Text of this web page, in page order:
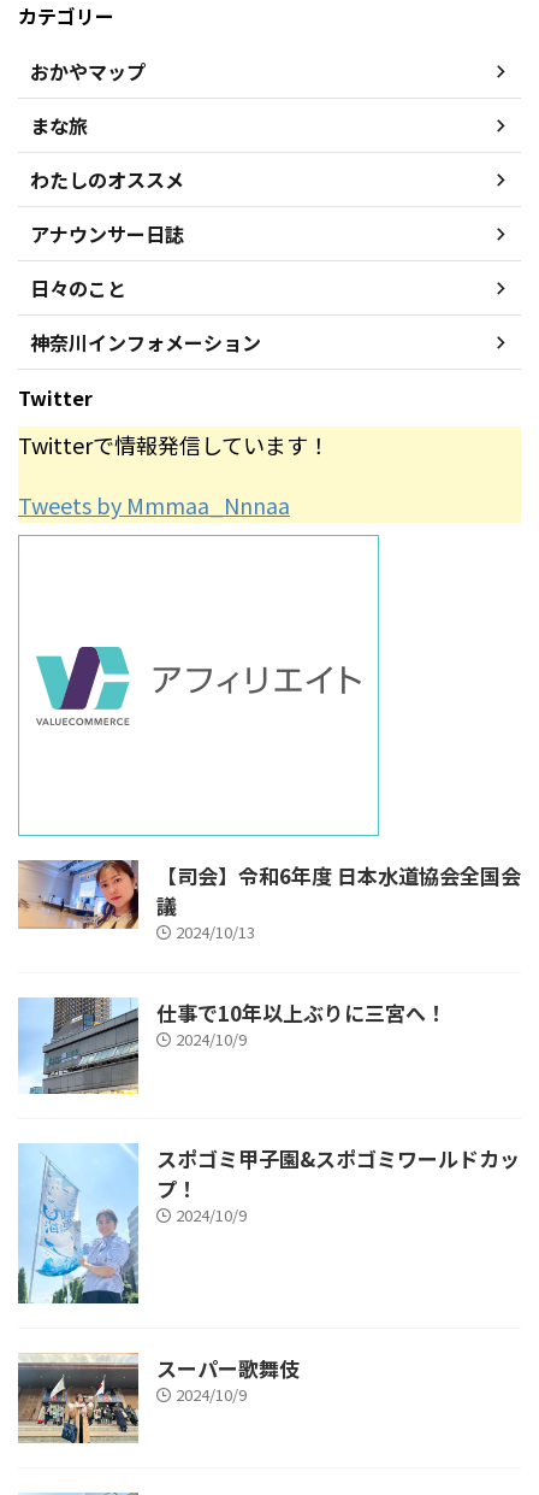
カテゴリー
おかやマップ
まな旅
わたしのオススメ
アナウンサー日誌
日々のこと
神奈川インフォメーション
Twitter
Twitterで情報発信しています！
Tweets by Mmmaa_Nnnaa
【司会】令和6年度 日本水道協会全国会
議
2024/10/13
仕事で10年以上ぶりに三宮へ！
2024/10/9
スポゴミ甲子園&スポゴミワールドカッ
プ！
2024/10/9
スーパー歌舞伎
2024/10/9